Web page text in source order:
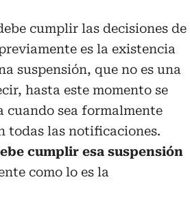
cumplir las decisiones de
es la existencia
suspensión, que no es una
hasta este momento se
cuando sea formalmente
todas las notificaciones.
cumplir esa suspensión
como lo es la